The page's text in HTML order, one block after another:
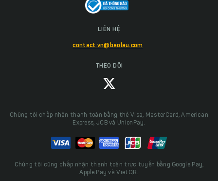
LIÊN HỆ
contact.vn@baolau.com
THEO DÕI
Chúng tôi chấp nhận thanh toán bằng thẻ Visa, MasterCard, American
Express, JCB và UnionPay.
Chúng tôi cũng chấp nhận thanh toán trực tuyến bằng Google Pay,
Apple Pay và VietQR.